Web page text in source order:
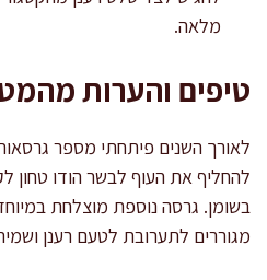
מלאה.
טיפים והערות
לאורך השנים פיתחתי מספר
להחליף את העוף לבשר הודו טחון
בשומן. גרסה נוספת מוצלחת
מגוררים לתערובת לטעם רענן